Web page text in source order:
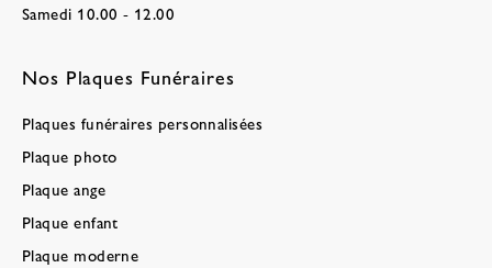
Samedi 10.00 - 12.00
Nos Plaques Funéraires
Plaques funéraires personnalisées
Plaque photo
Plaque ange
Plaque enfant
Plaque moderne